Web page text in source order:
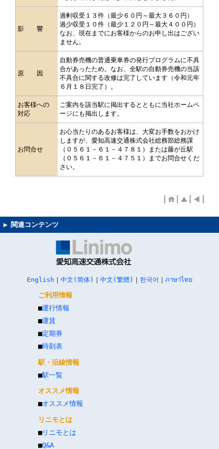
影 響
過剰収受１３件（最少６０円～最大３６０円）
過少収受１０件（最少１２０円～最大４００円）
なお、現在までにお客様からのお申し出はござい
ません。
原 因
自動券売機の普通乗車券の発行プログラムに不具
合があったため。なお、全駅の自動券売機の当該
不具合に関する改修は完了しています（令和元年
６月１８日完了）。
お客様への
対応
ご案内を該当駅に掲出するとともに当社ホームペ
ージにも掲出します。
お問合せ
お心当たりのあるお客様は、大変お手数をおかけ
しますが、愛知高速交通株式会社総務部総務課
（０５６１－６１－４７８１）または藤が丘駅
（０５６１－６１－４７５１）までお問合せくだ
さい。
English ｜ 中文(简体) ｜ 中文(繁體) ｜ 한국어 ｜ ภาษาไทย
ご利用情報
■運行情報
■運賃
■定期券
■時刻表
駅・沿線情報
■駅一覧
オススメ情報
■オススメ情報
リニモとは
■リニモとは
■Q&A